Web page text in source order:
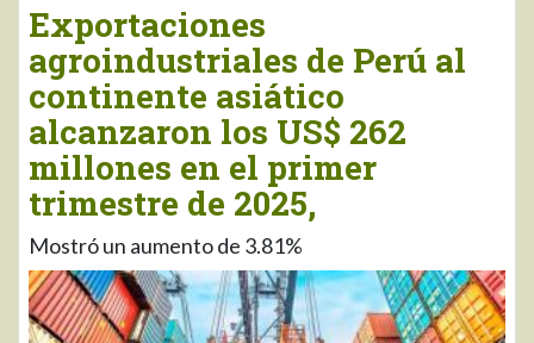
Exportaciones
agroindustriales de Perú al
continente asiático
alcanzaron los US$ 262
millones en el primer
trimestre de 2025,
Mostró un aumento de 3.81%